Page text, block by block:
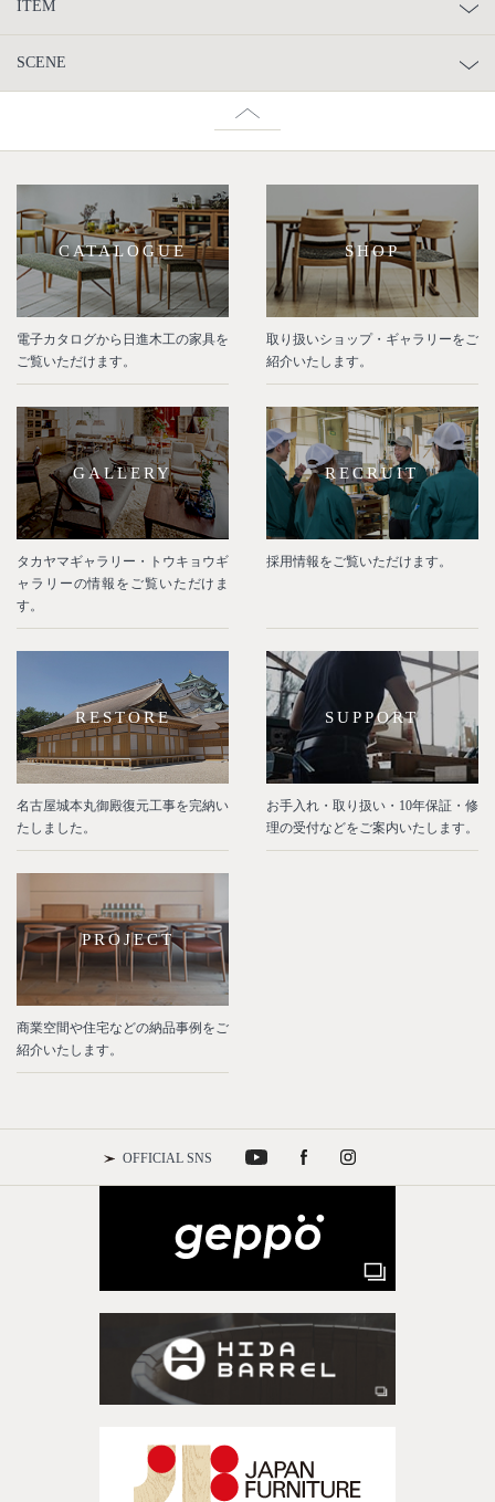
ITEM
SCENE
CATALOGUE
電子カタログから日進木工の家具を
ご覧いただけます。
SHOP
取り扱いショップ・ギャラリーをご
紹介いたします。
GALLERY
タカヤマギャラリー・トウキョウギ
ャラリーの情報をご覧いただけま
す。
RECRUIT
採用情報をご覧いただけます。
RESTORE
名古屋城本丸御殿復元工事を完納い
たしました。
SUPPORT
お手入れ・取り扱い・10年保証・修
理の受付などをご案内いたします。
PROJECT
商業空間や住宅などの納品事例をご
紹介いたします。
OFFICIAL SNS